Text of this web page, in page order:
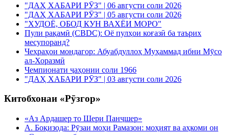
"ДАҲ ХАБАРИ РӮЗ" | 06 августи соли 2026
"ДАҲ ХАБАРИ РӮЗ" | 05 августи соли 2026
"ХУДОЁ, ОБОД КУН ВАХЁИ МОРО"
Пули рақамӣ (CBDC): Оё пулҳои коғазӣ ба таърих
месупоранд?
Чеҳраҳои мондагор: Абуабдуллоҳ Муҳаммад ибни Мӯсо
ал-Хоразмӣ
Чемпионати ҷаҳонии соли 1966
"ДАҲ ХАБАРИ РӮЗ" | 03 августи соли 2026
Китобхонаи «Рӯзгор»
«Аз Ардашер то Шери Панҷшер»
А. Боқизода: Рӯзаи моҳи Рамазон: моҳият ва аҳкоми он